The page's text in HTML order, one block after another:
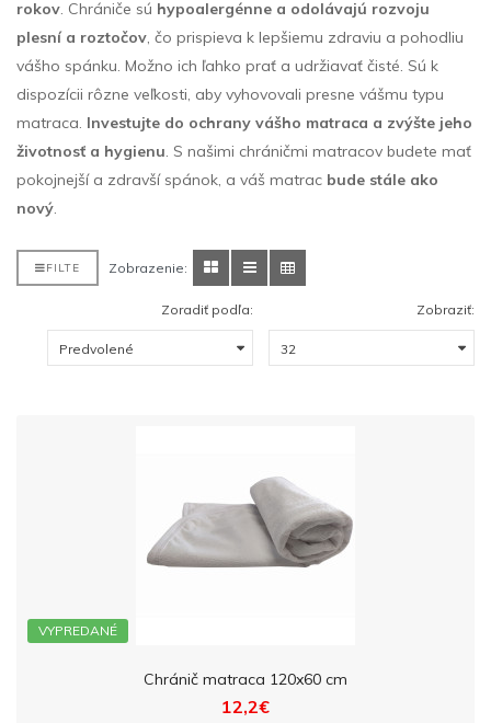
rokov. Chrániče sú hypoalergénne a odolávajú rozvoju
plesní a roztočov, čo prispieva k lepšiemu zdraviu a pohodliu
vášho spánku. Možno ich ľahko prať a udržiavať čisté. Sú k
dispozícii rôzne veľkosti, aby vyhovovali presne vášmu typu
matraca. Investujte do ochrany vášho matraca a zvýšte jeho
životnosť a hygienu. S našimi chráničmi matracov budete mať
pokojnejší a zdravší spánok, a váš matrac bude stále ako
nový.
FILTE Zobrazenie:
Zoradiť podľa: Zobraziť:
VYPREDANÉ
Chránič matraca 120x60 cm
12,2€